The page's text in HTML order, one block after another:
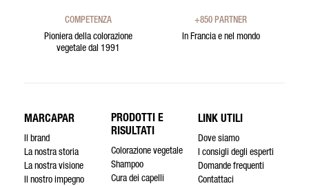
COMPETENZA
Pioniera della colorazione
vegetale dal 1991
+850 PARTNER
In Francia e nel mondo
MARCAPAR
Il brand
La nostra storia
La nostra visione
Il nostro impegno
PRODOTTI E
RISULTATI
Colorazione vegetale
Shampoo
Cura dei capelli
LINK UTILI
Dove siamo
I consigli degli esperti
Domande frequenti
Contattaci